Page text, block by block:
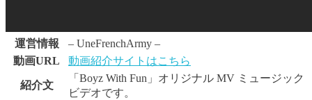
運営情報
– UneFrenchArmy –
動画URL
動画紹介サイトはこちら
紹介文
「Boyz With Fun」オリジナル MV ミュージック
ビデオです。